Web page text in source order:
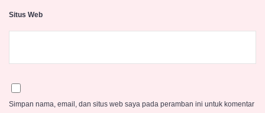
Situs Web
Simpan nama, email, dan situs web saya pada peramban ini untuk komentar